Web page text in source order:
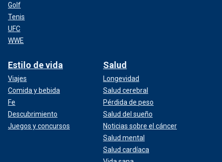
Golf
Tenis
UFC
WWE
Estilo de vida
Viajes
Comida y bebida
Fe
Descubrimiento
Juegos y concursos
Salud
Longevidad
Salud cerebral
Pérdida de peso
Salud del sueño
Noticias sobre el cáncer
Salud mental
Salud cardíaca